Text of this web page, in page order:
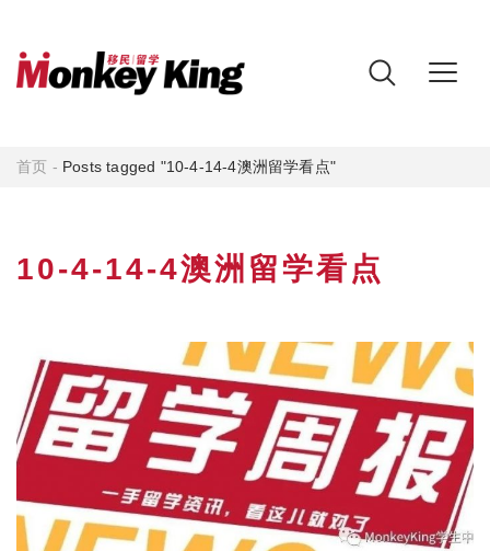
首页 - Posts tagged "10-4-14-4澳洲留学看点"
10-4-14-4澳洲留学看点